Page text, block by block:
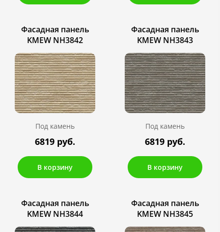
Фасадная панель
KMEW NH3842
Под камень
6819 руб.
В корзину
Фасадная панель
KMEW NH3843
Под камень
6819 руб.
В корзину
Фасадная панель
KMEW NH3844
Фасадная панель
KMEW NH3845